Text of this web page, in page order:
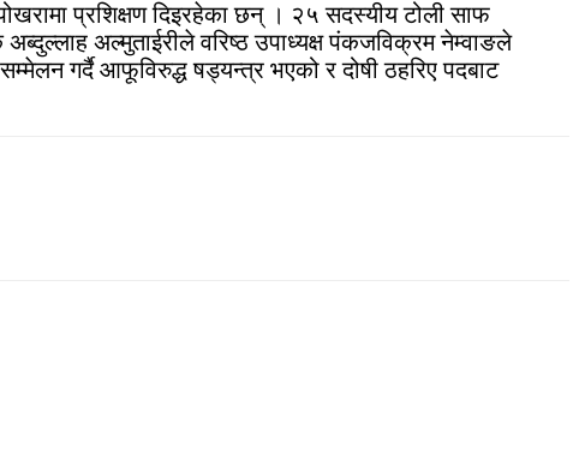
प्रशिक्षण दिइरहेका छन् । २५ सदस्यीय टोली साफ
अल्मुताईरीले वरिष्ठ उपाध्यक्ष पंकजविक्रम नेम्वाङले
गर्दै आफूविरुद्ध षड्यन्त्र भएको र दोषी ठहरिए पदबाट